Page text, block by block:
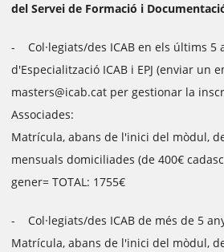
del Servei de Formació i
- Col·legiats/des ICAB en els últims 5
d'Especialització ICAB i EPJ (enviar un
masters@icab.cat per gestionar la
Associades:
Matrícula, abans de l'inici del mòdul,
mensuals domiciliades (de 400€
gener= TOTAL: 1755€
- Col·legiats/des ICAB de més de 5
Matrícula, abans de l'inici del mòdul,